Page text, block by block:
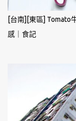
[台南][東區] Tomato
感｜食記